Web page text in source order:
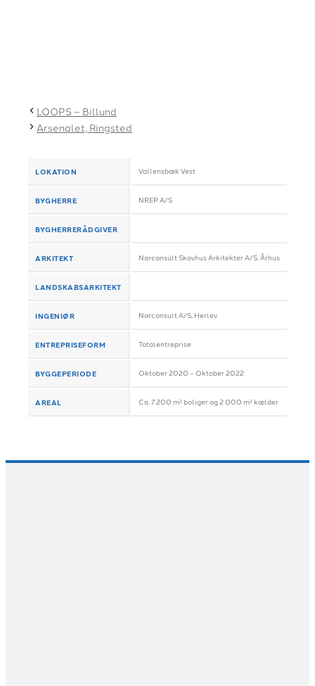
LOOPS – Billund
Arsenalet, Ringsted
LOKATION Vallensbæk Vest
BYGHERRE NREP A/S
BYGHERRERÅDGIVER
ARKITEKT Norconsult Skovhus Arkitekter A/S, Århus
LANDSKABSARKITEKT
INGENIØR Norconsult A/S, Herlev
ENTREPRISEFORM Totalentreprise
BYGGEPERIODE Oktober 2020 – Oktober 2022
AREAL Ca. 7.200 m² boliger og 2.000 m² kælder